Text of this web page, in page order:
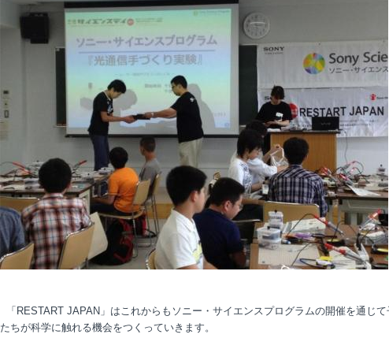
「RESTART JAPAN」はこれからもソニー・サイエンスプログラムの開催を通じて
たちが科学に触れる機会をつくっていきます。